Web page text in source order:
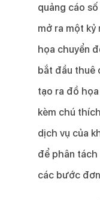
quảng cáo
mở ra một kỷ
họa chuyển
bắt đầu thuê
tạo ra đồ
kèm chú
dịch vụ của
để phân
các bước